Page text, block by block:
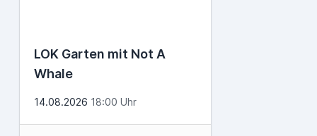
LOK Garten mit Not A
Whale
14.08.2026 18:00 Uhr